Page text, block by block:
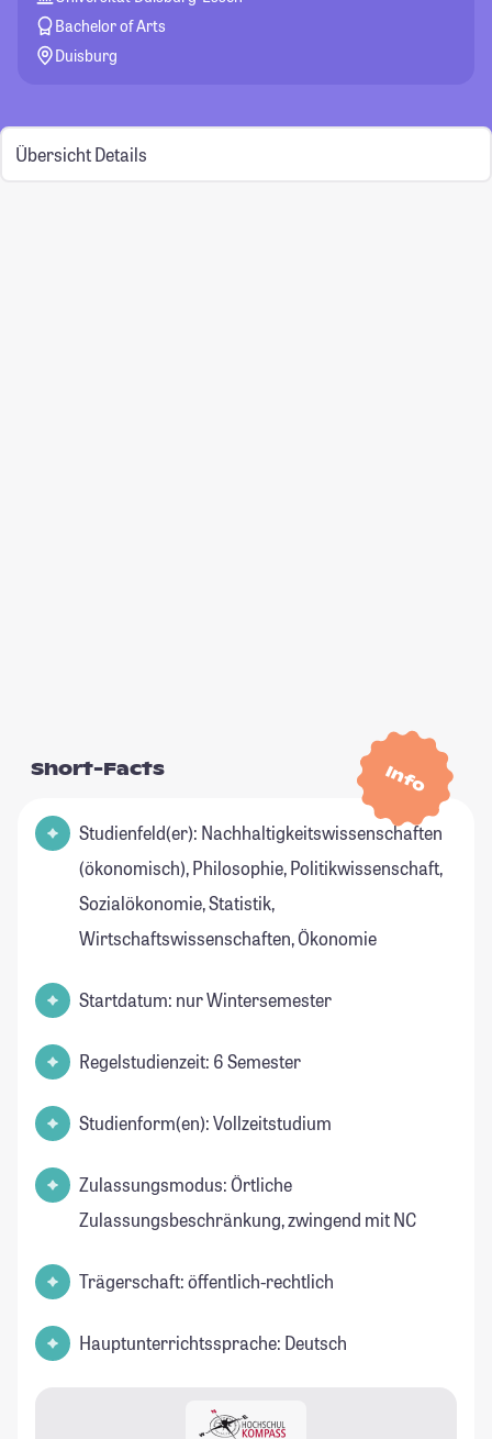
Bachelor of Arts
Duisburg
Übersicht Details
Info
Short-Facts
Studienfeld(er): Nachhaltigkeitswissenschaften
(ökonomisch), Philosophie, Politikwissenschaft,
Sozialökonomie, Statistik,
Wirtschaftswissenschaften, Ökonomie
Startdatum: nur Wintersemester
Regelstudienzeit: 6 Semester
Studienform(en): Vollzeitstudium
Zulassungsmodus: Örtliche
Zulassungsbeschränkung, zwingend mit NC
Trägerschaft: öffentlich-rechtlich
Hauptunterrichtssprache: Deutsch